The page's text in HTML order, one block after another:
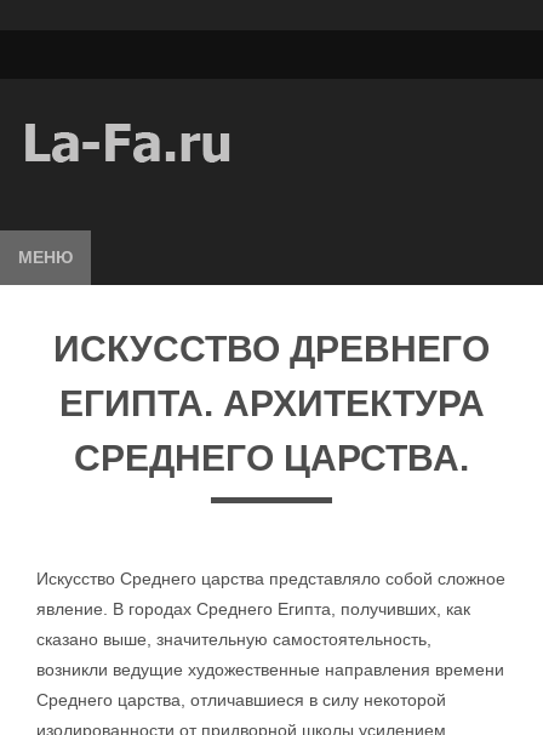
МЕНЮ
ИСКУССТВО ДРЕВНЕГО
ЕГИПТА. АРХИТЕКТУРА
СРЕДНЕГО ЦАРСТВА.
Искусство Среднего царства представляло собой сложное
явление. В городах Среднего Египта, получивших, как
сказано выше, значительную самостоятельность,
возникли ведущие художественные направления времени
Среднего царства, отличавшиеся в силу некоторой
изолированности от придворной школы усилением